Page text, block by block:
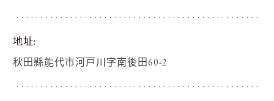
地址
秋田縣能代市河戸川字南後田60-2